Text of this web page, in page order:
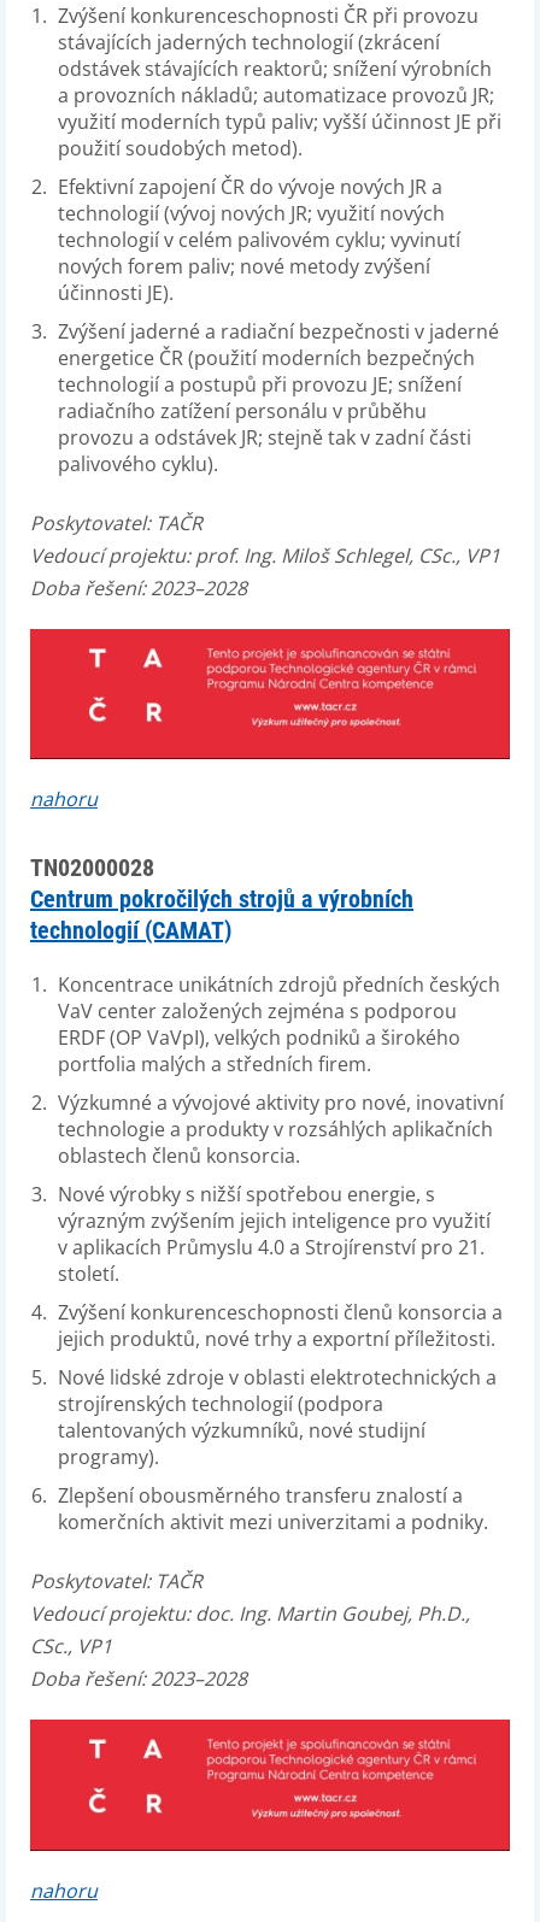
Zvýšení konkurenceschopnosti ČR při provozu
stávajících jaderných technologií (zkrácení
odstávek stávajících reaktorů; snížení výrobních
a provozních nákladů; automatizace provozů JR;
využití moderních typů paliv; vyšší účinnost JE při
použití soudobých metod).
Efektivní zapojení ČR do vývoje nových JR a
technologií (vývoj nových JR; využití nových
technologií v celém palivovém cyklu; vyvinutí
nových forem paliv; nové metody zvýšení
účinnosti JE).
Zvýšení jaderné a radiační bezpečnosti v jaderné
energetice ČR (použití moderních bezpečných
technologií a postupů při provozu JE; snížení
radiačního zatížení personálu v průběhu
provozu a odstávek JR; stejně tak v zadní části
palivového cyklu).
Poskytovatel: TAČR
Vedoucí projektu:prof. Ing. Miloš Schlegel, CSc., VP1
Doba řešení: 2023–2028
nahoru
TN02000028
Centrum pokročilých strojů a výrobních
technologií (CAMAT)
Koncentrace unikátních zdrojů předních českých
VaV center založených zejména s podporou
ERDF (OP VaVpI), velkých podniků a širokého
portfolia malých a středních firem.
Výzkumné a vývojové aktivity pro nové, inovativní
technologie a produkty v rozsáhlých aplikačních
oblastech členů konsorcia.
Nové výrobky s nižší spotřebou energie, s
výrazným zvýšením jejich inteligence pro využití
v aplikacích Průmyslu 4.0 a Strojírenství pro 21.
století.
Zvýšení konkurenceschopnosti členů konsorcia a
jejich produktů, nové trhy a exportní příležitosti.
Nové lidské zdroje v oblasti elektrotechnických a
strojírenských technologií (podpora
talentovaných výzkumníků, nové studijní
programy).
Zlepšení obousměrného transferu znalostí a
komerčních aktivit mezi univerzitami a podniky.
Poskytovatel: TAČR
Vedoucí projektu:doc. Ing. Martin Goubej, Ph.D.,
CSc., VP1
Doba řešení: 2023–2028
nahoru